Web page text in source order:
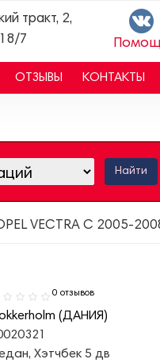
тракт, 2,
7
ОТЗЫВЫ КОНТАКТЫ
Найти
VECTRA C 2005-
0 отзывов
(ДАНИЯ)
Хэтчбек 5 дв